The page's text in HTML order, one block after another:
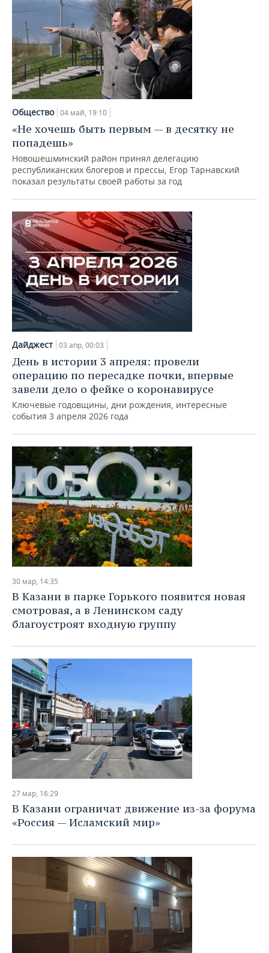
Общество 04 май, 19:10
«Не хочешь быть первым — в десятку не
попадешь»
Новошешминский район принял делегацию
республиканских блогеров и прессы, Егор Тарнавский
показал результаты своей работы за год
Дайджест 03 апр, 00:03
День в истории 3 апреля: провели
операцию по пересадке почки, впервые
завели дело о фейке о коронавирусе
Ключевые годовщины, дни рождения, интересные
события 3 апреля 2026 года
30 мар, 14:35
В Казани в парке Горького появится новая
смотровая, а в Ленинском саду
благоустроят входную группу
27 мар, 16:29
В Казани ограничат движение из-за форума
«Россия — Исламский мир»